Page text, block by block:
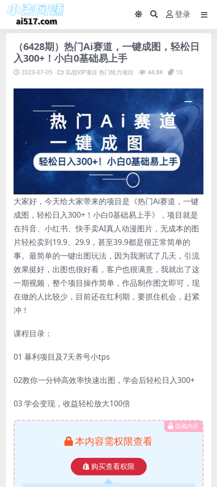
登录
（6428期）热门Ai赛道，一键成图，轻松日
入300+！小白0基础易上手
2023-07-05 实战VIP项目 热门给力项目 44.8K 10
大家好，今天给大家带来的项目是《热门Ai赛道，一键
成图，轻松日入300+！小白0基础易上手》，项目就是
在抖音、小红书、快手卖AI真人动漫图片，无成本的图
片轻松卖到19.9、29.9，甚至39.9都是很正常简单的
事。最简单的一键出图玩法，因为我测试了几天，引流
效果挺好，出图也很好看，客户也很满意，我就出了这
一期视频，整个项目操作简单，作品制作图文即可，现
在做的人比较少，目前还在红利期，要抓住机会，赶紧
冲！
课程目录：
01 暴利项目及7天养号小tps
02教你一分钟高效率快速出图，学会后轻松日入300+
03 学会变现，收益轻松放大100倍
隐藏内容
本内容需权限查看
购买查看权限